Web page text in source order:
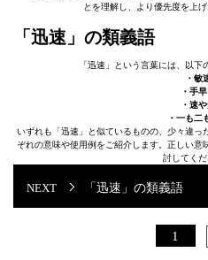
とを理解し、より優先度を上
「迅速」の類義語
「迅速」という言葉には、以下
・敏
・手
・速
・一も二
いずれも「迅速」と似ているものの、少々違
ぞれの意味や使用例をご紹介します。正しい
討してくだ
「迅速」の類義語
1